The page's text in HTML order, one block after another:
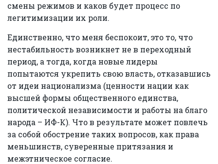
смены режимов и каков будет процесс по
легитимизации их роли.
Единственно, что меня беспокоит, это то, что
нестабильность возникнет не в переходный
период, а тогда, когда новые лидеры
попытаются укрепить свою власть, отказавшись
от идеи национализма (ценности нации как
высшей формы общественного единства,
политической независимости и работы на благо
народа – ИФ-К). Что в результате может повлечь
за собой обострение таких вопросов, как права
меньшинств, суверенные притязания и
межэтническое согласие.